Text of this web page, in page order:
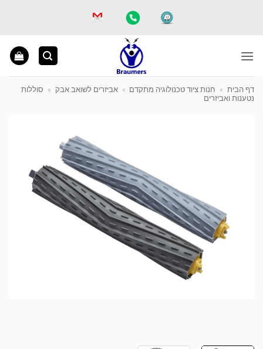
דף הבית » חנות ציוד טכנולוגיה מתקדם » אביזרים לשואב אבק » סוללות
נטענות ואביזרים